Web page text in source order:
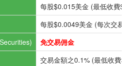
每股$0.015美金 (最低收費
每股$0.0049美金 (每次交易
免交易佣金
交易金額之0.1% (最低收費